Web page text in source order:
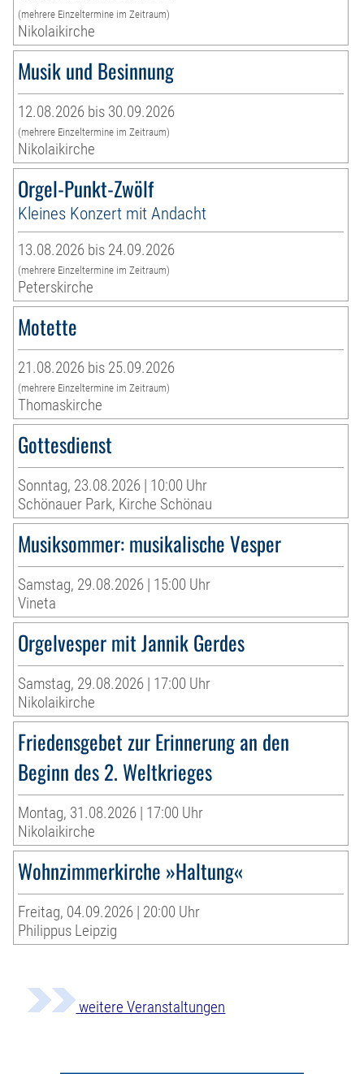
(mehrere Einzeltermine im Zeitraum)
Nikolaikirche
Musik und Besinnung
12.08.2026 bis 30.09.2026
(mehrere Einzeltermine im Zeitraum)
Nikolaikirche
Orgel-Punkt-Zwölf
Kleines Konzert mit Andacht
13.08.2026 bis 24.09.2026
(mehrere Einzeltermine im Zeitraum)
Peterskirche
Motette
21.08.2026 bis 25.09.2026
(mehrere Einzeltermine im Zeitraum)
Thomaskirche
Gottesdienst
Sonntag, 23.08.2026 | 10:00 Uhr
Schönauer Park, Kirche Schönau
Musiksommer: musikalische Vesper
Samstag, 29.08.2026 | 15:00 Uhr
Vineta
Orgelvesper mit Jannik Gerdes
Samstag, 29.08.2026 | 17:00 Uhr
Nikolaikirche
Friedensgebet zur Erinnerung an den
Beginn des 2. Weltkrieges
Montag, 31.08.2026 | 17:00 Uhr
Nikolaikirche
Wohnzimmerkirche »Haltung«
Freitag, 04.09.2026 | 20:00 Uhr
Philippus Leipzig
weitere Veranstaltungen